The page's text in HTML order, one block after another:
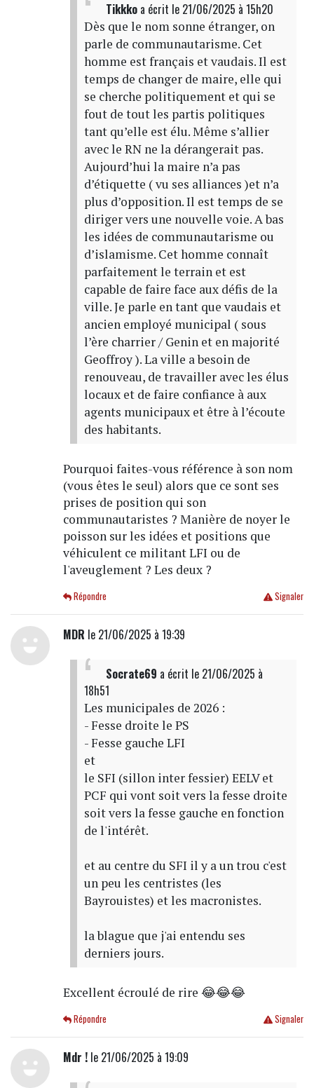
Tikkkoa écrit le 21/06/2025 à 15h20
Dès que le nom sonne étranger, on
parle de communautarisme. Cet
homme est français et vaudais. Il est
temps de changer de maire, elle qui
se cherche politiquement et qui se
fout de tout les partis politiques
tant qu’elle est élu. Même s’allier
avec le RN ne la dérangerait pas.
Aujourd’hui la maire n’a pas
d’étiquette ( vu ses alliances )et n’a
plus d’opposition. Il est temps de se
diriger vers une nouvelle voie. A bas
les idées de communautarisme ou
d’islamisme. Cet homme connaît
parfaitement le terrain et est
capable de faire face aux défis de la
ville. Je parle en tant que vaudais et
ancien employé municipal ( sous
l’ère charrier / Genin et en majorité
Geoffroy ). La ville a besoin de
renouveau, de travailler avec les élus
locaux et de faire confiance à aux
agents municipaux et être à l’écoute
des habitants.
Pourquoi faites-vous référence à son nom
(vous êtes le seul) alors que ce sont ses
prises de position qui son
communautaristes ? Manière de noyer le
poisson sur les idées et positions que
véhiculent ce militant LFI ou de
l'aveuglement ? Les deux ?
Signaler
Répondre
MDR le 21/06/2025 à 19:39
Socrate69 a écrit le 21/06/2025 à
18h51
Les municipales de 2026 :
- Fesse droite le PS
- Fesse gauche LFI
et
le SFI (sillon inter fessier) EELV et
PCF qui vont soit vers la fesse droite
soit vers la fesse gauche en fonction
de l'intérêt.
et au centre du SFI il y a un trou c'est
un peu les centristes (les
Bayrouistes) et les macronistes.
la blague que j'ai entendu ses
derniers jours.
Excellent écroulé de rire 😂😂😂
Signaler
Répondre
Mdr !le 21/06/2025 à 19:09